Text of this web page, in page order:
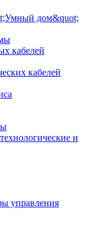
дом&quot;
кабелей
кабелей
и
управления